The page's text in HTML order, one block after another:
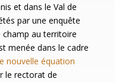
et dans le Val de
par une enquête
au territoire
menée dans le cadre
nouvelle équation
le rectorat de